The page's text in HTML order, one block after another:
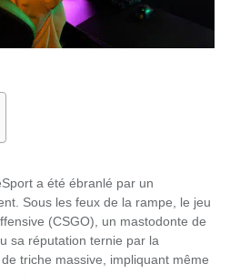
a été ébranlé par un
Sous les feux de la rampe, le jeu
(CSGO), un mastodonte de
sa réputation ternie par la
triche massive, impliquant même